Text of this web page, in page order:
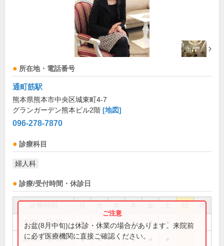
所在地・電話番号
通町筋駅
熊本県熊本市中央区城東町4-7
グランガーデン熊本ビル2階 [地図]
096-278-7870
診療科目
婦人科
診療/受付時間・休診日
祝
9:00～12:30 ● ● ● ●
14:00～17:00 ● ● ●
お盆(8月中旬)は休診・休業の場合があります。来院前
に必ず医療機関に直接ご確認ください。